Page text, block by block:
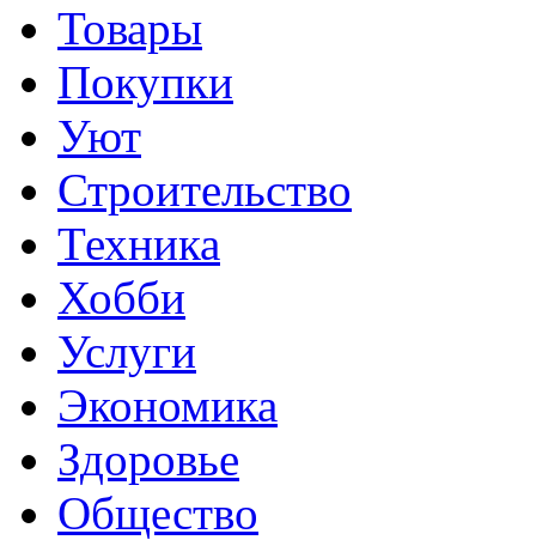
Товары
Покупки
Уют
Строительство
Техника
Хобби
Услуги
Экономика
Здоровье
Общество